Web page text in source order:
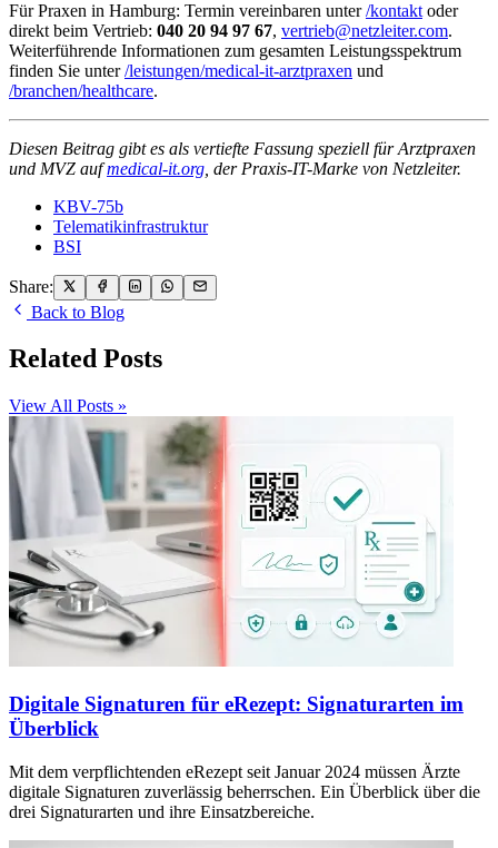
Für Praxen in Hamburg: Termin vereinbaren unter/kontakt oder
direkt beim Vertrieb: 040 20 94 97 67, vertrieb@netzleiter.com.
Weiterführende Informationen zum gesamten Leistungsspektrum
finden Sie unter/leistungen/medical-it-arztpraxen und
/branchen/healthcare.
Diesen Beitrag gibt es als vertiefte Fassung speziell für Arztpraxen
und MVZ aufmedical-it.org , der Praxis-IT-Marke von Netzleiter.
KBV-75b
Telematikinfrastruktur
BSI
Share:
Back to Blog
Related Posts
View All Posts »
Digitale Signaturen für eRezept: Signaturarten im
Überblick
Mit dem verpflichtenden eRezept seit Januar 2024 müssen Ärzte
digitale Signaturen zuverlässig beherrschen. Ein Überblick über die
drei Signaturarten und ihre Einsatzbereiche.